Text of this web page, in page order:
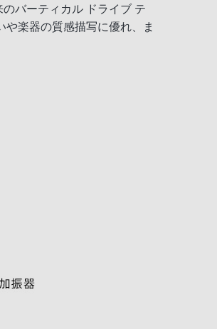
バーティカル ドライブ テ
楽器の質感描写に優れ、ま